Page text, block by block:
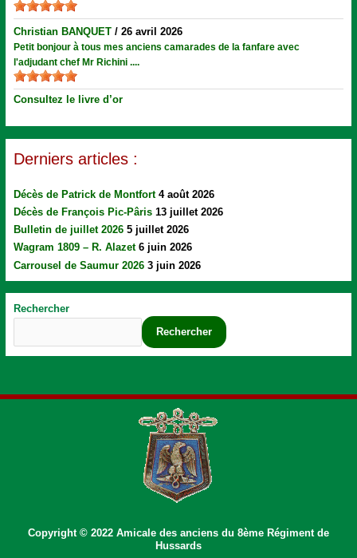
Christian BANQUET /26 avril 2026
Petit bonjour à tous mes anciens camarades de la fanfare avec
l'adjudant chef Mr Richini ....
Consultez le livre d’or
Derniers articles :
Décès de Patrick de Montfort 4 août 2026
Décès de François Pic-Pâris 13 juillet 2026
Bulletin de juillet 2026 5 juillet 2026
Wagram 1809 – R. Alazet 6 juin 2026
Carrousel de Saumur 2026 3 juin 2026
Rechercher
Rechercher
Copyright © 2022 Amicale des anciens du 8ème Régiment de
Hussards